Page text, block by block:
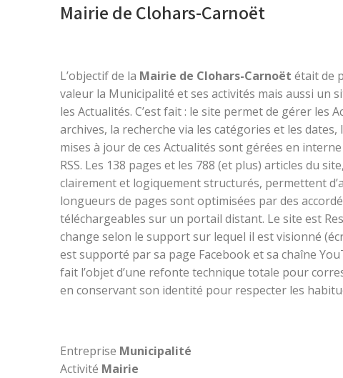
Mairie de Clohars-Carnoët
L’objectif de la Mairie de Clohars-Carnoët était de
valeur la Municipalité et ses activités mais aussi un
les Actualités. C’est fait : le site permet de gérer les
archives, la recherche via les catégories et les
mises à jour de ces Actualités sont gérées en
RSS. Les 138 pages et les 788 (et plus) articles du
clairement et logiquement structurés, permettent
longueurs de pages sont optimisées par des
téléchargeables sur un portail distant. Le site est
change selon le support sur lequel il est visionné
est supporté par sa page Facebook et sa chaîne
fait l’objet d’une refonte technique totale pour
en conservant son identité pour respecter les
Entreprise Municipalité
Activité Mairie